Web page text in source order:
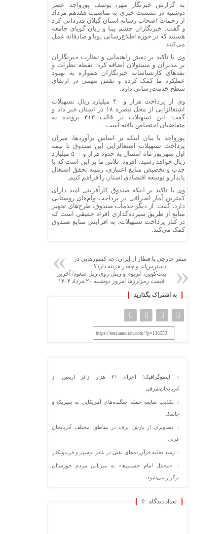
به گزارش خبرنگار مهر، یوسف پورواجد
عصر
دوشنبه در نشست خبری به مناسبت هفدهم مرداد
از زحمات اصحاب رسانه استان گیلان قدردانی کرد
و گفت: خبرنگاران چشم بینا و زبان گویای جامعه
هستند که در حوزه اطلاع‌رسانی پویا و صادقانه عمل
می‌کنند.
وی با تاکید بر نقش راهنمایی و نظارت خبرنگاران
بر مدیران و مسئولان اضافه کرد: نقطه نظرات و
نقدهای کارشناسانه خبرنگاران همواره به بهبود
عملکرد ما کمک کرده و نقش مهمی در ارتقای
سطح خدمت‌رسانی دارد.
وی از پرداخت هزار و ۴۰ میلیارد ریال تسهیلات
اشتغالزایی از محل تبصره ۱۸ در استان خبر داد و
گفت: این تسهیلات در قالب ۴۱۳ پرونده به
متقاضیان اختصاص یافته است.
پورواجد
با بیان اینکه بر اساس برآوردها، میزان
پرداخت تسهیلات اشتغالزایی این صندوق تا نیمه
اول شهریور ماه امسال به حدود هزار و ۵۰۰ میلیارد
ریال خواهد رسید، افزود: تلاش ما بر این است که با
جذب و تخصیص منابع اعتباری، زمینه تحقق اشتغال
پایدار و توسعه اقتصادی استان را فراهم کنیم.
وی با تاکید بر اینکه صندوق کارآفرینی امید دارای
کمترین آمار انحرافی در پرداخت وام‌های روستایی
دارد، گفت: از دیگر خدمات صندوق، طرح‌های تجهیز
منابع از طریق سپرده‌گذاری افراد حقیقی است که
در کنار پرداخت تسهیلات، به افزایش منابع صندوق
کمک می‌کند.
سفر خارجی با قطار از ایران؛ چه کشورهایی در
دسترس‌اند و چقدر هزینه دارد؟
بیت‌کوین، اتریوم و ریپل روی ریل صعود/ آخرین
قیمت رمزارزها امروز دوشنبه ۲۰ مرداد ۱۴۰۴
به اشتراک بگذارید
https://eetelaateiran.com/?p=136553
اینفوگرافیک؛ اعزام ۲۱ هزار زائر اربعین از
آذربایجان‌شرقی
تکذیب شایعه حمله جنگنده‌های آمریکایی به سیریک و
جاسک
تصاویری از بارش برف در مناطق مختلف آذربایجان
غربی
رشد تخلیه فرآورده‌های نفتی در بنادر نوشهر و فریدونکنار
«محفل امام حسنی‌ها» به میزبانی مردم خوزستان
برگزار می‌شود
تعداد دیدگاه : 0